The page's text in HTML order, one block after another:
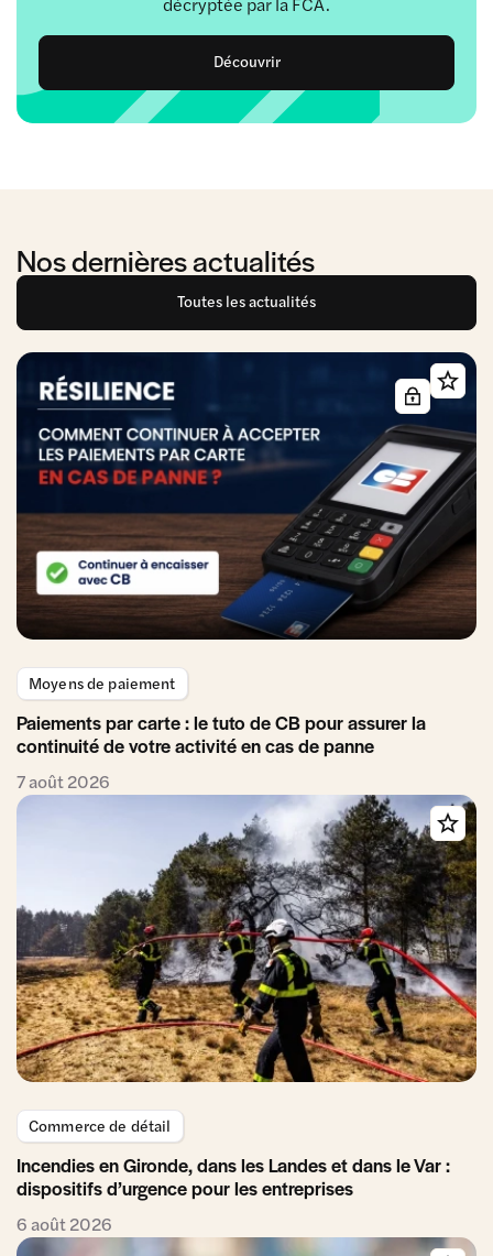
Découvrir
Nos dernières actualités
Toutes les actualités
Moyens de paiement
Paiements par carte : le tuto de CB pour assurer la
continuité de votre activité en cas de panne
7 août 2026
Commerce de détail
Incendies en Gironde, dans les Landes et dans le Var :
dispositifs d’urgence pour les entreprises
6 août 2026